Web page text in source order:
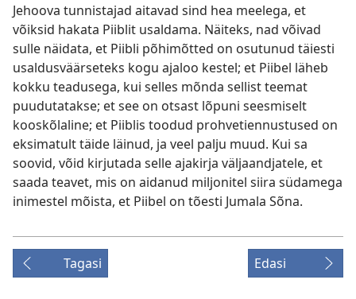
Jehoova tunnistajad aitavad sind hea meelega, et
võiksid hakata Piiblit usaldama. Näiteks, nad võivad
sulle näidata, et Piibli põhimõtted on osutunud täiesti
usaldusväärseteks kogu ajaloo kestel; et Piibel läheb
kokku teadusega, kui selles mõnda sellist teemat
puudutatakse; et see on otsast lõpuni seesmiselt
kooskõlaline; et Piiblis toodud prohvetiennustused on
eksimatult täide läinud, ja veel palju muud. Kui sa
soovid, võid kirjutada selle ajakirja väljaandjatele, et
saada teavet, mis on aidanud miljonitel siira südamega
inimestel mõista, et Piibel on tõesti Jumala Sõna.
Tagasi Edasi